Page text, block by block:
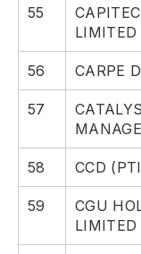
55
LIMITED
56 CARPE
57
58 CCD
59
CGU
LIMITED